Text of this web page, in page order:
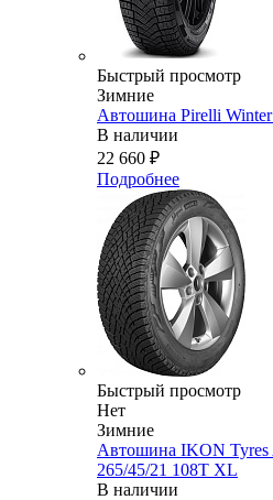
Быстрый просмотр
Зимние
Автошина Pirelli
В наличии
22 660 ₽
Подробнее
Быстрый просмотр
Нет
Зимние
Автошина IKON Tyres
265/45/21 108T XL
В наличии